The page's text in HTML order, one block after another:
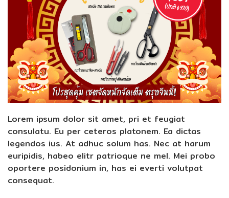
Lorem ipsum dolor sit amet, pri et feugiat
consulatu. Eu per ceteros platonem. Ea dictas
legendos ius. At adhuc solum has. Nec at harum
euripidis, habeo elitr patrioque ne mel. Mei probo
oportere posidonium in, has ei everti volutpat
consequat.